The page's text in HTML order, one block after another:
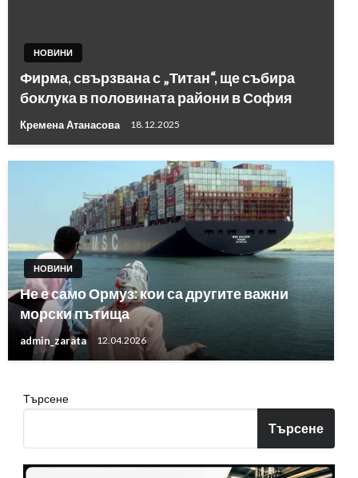
НОВИНИ
Фирма, свързвана с „Титан“, ще събира
боклука в половината райони в София
Кремена Атанасова 18.12.2025
НОВИНИ
Не е само Ормуз: кои са другите важни
морски пътища
admin_zarata 12.04.2026
Търсене
Търсене